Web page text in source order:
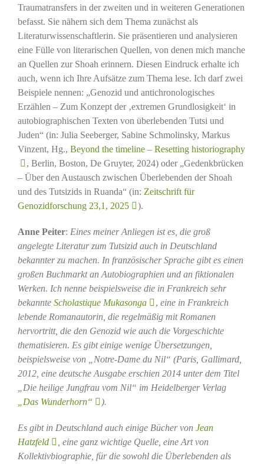
Traumatransfers in der zweiten und in weiteren Generationen
befasst. Sie nähern sich dem Thema zunächst als
Literaturwissenschaftlerin. Sie präsentieren und analysieren
eine Fülle von literarischen Quellen, von denen mich manche
an Quellen zur Shoah erinnern. Diesen Eindruck erhalte ich
auch, wenn ich Ihre Aufsätze zum Thema lese. Ich darf zwei
Beispiele nennen: „Genozid und antichronologisches
Erzählen – Zum Konzept der ‚extremen Grundlosigkeit‘ in
autobiographischen Texten von überlebenden Tutsi und
Juden“ (in: Julia Seeberger, Sabine Schmolinsky, Markus
Vinzent, Hg., Beyond the timeline – Resetting historiography
, Berlin, Boston, De Gruyter, 2024) oder „Gedenkbrücken
– Über den Austausch zwischen Überlebenden der Shoah
und des Tutsizids in Ruanda“ (in: Zeitschrift für
Genozidforschung 23,1, 2025
).
Anne Peiter: Eines meiner Anliegen ist es, die groß
angelegte Literatur zum Tutsizid auch in Deutschland
bekannter zu machen. In französischer Sprache gibt es einen
großen Buchmarkt an Autobiographien und an fiktionalen
Werken. Ich nenne beispielsweise die in Frankreich sehr
bekannte Scholastique Mukasonga , eine in Frankreich
lebende Romanautorin, die regelmäßig mit Romanen
hervortritt, die den Genozid wie auch die Vorgeschichte
thematisieren. Es gibt einige wenige Übersetzungen,
beispielsweise von „Notre-Dame du Nil“ (Paris, Gallimard,
2012, eine deutsche Ausgabe erschien 2014 unter dem Titel
„Die heilige Jungfrau vom Nil“ im Heidelberger Verlag
„Das Wunderhorn“
).
Es gibt in Deutschland auch einige Bücher von Jean
Hatzfeld
, eine ganz wichtige Quelle, eine Art von
Kollektivbiographie, für die sowohl die Überlebenden als